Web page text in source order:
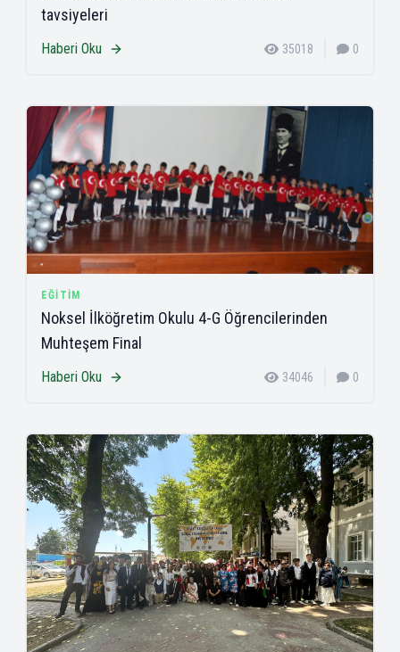
tavsiyeleri
Haberi Oku 35018 0
EĞITIM
Noksel İlköğretim Okulu 4-G Öğrencilerinden
Muhteşem Final
Haberi Oku 34046 0